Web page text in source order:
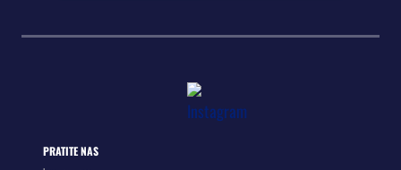
PRATITE NAS